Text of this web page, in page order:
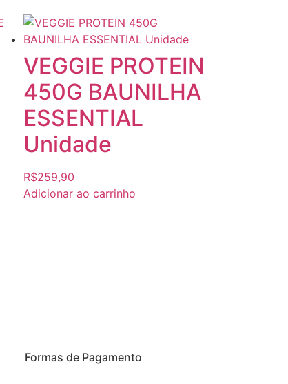
VEGGIE PROTEIN
450G BAUNILHA
ESSENTIAL
Unidade
R$259,90
Adicionar ao carrinho
Formas de Pagamento